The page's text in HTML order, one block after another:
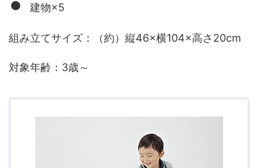
建物×5
組み立てサイズ：（約）縦46×横104×高さ20cm
対象年齢：3歳～